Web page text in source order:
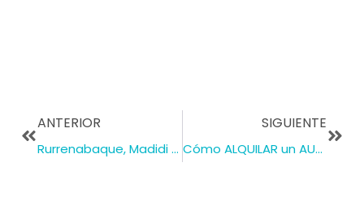
ANTERIOR
Rurrenabaque, Madidi y Pampas del Yacuma: Explorando la Selva en Bolivia
SIGUIENTE
Cómo ALQUILAR un AUTO en MIAMI 🚗 Cosas que tomar en cuenta